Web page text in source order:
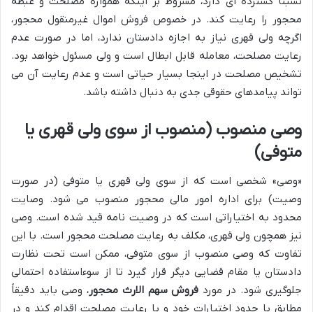
محجور را رعایت کند. در خصوص فروش اموال غیرمنقول محجور،
اگرچه ولی قهری نیاز به اجازه دادستان ندارد، اما در صورت عدم
رعایت مصلحت، معامله قابل ابطال است و ولی مسئول خواهد بود.
تشخیص مصلحت در اینجا بسیار حیاتی است و عدم رعایت آن می
تواند پیامدهای حقوقی جدی به دنبال داشته باشد.
وصی منصوب (منصوب از سوی ولی قهری یا
متوفی)
«وصی» شخصی است که از سوی ولی قهری یا متوفی (در صورت
وصیت) برای اداره امور مالی محجور منصوب می شود. وصایت
محدود به اختیاراتی است که در وصیت نامه قید شده است. وصی
نیز همچون ولی قهری، مکلف به رعایت مصلحت محجور است. با این
تفاوت که وصی منصوب از سوی متوفی، ممکن است تحت نظارت
دادستان یا مقام قضایی دیگر قرار گیرد تا از سوءاستفاده احتمالی
جلوگیری شود. در مورد فروش سهم الارث محجور، وصی باید دقیقاً
مطابق با حدود اختیارات خود و با رعایت مصلحت اقدام کند و در